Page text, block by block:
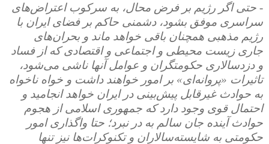
- حتی اگر رژیم بر فرض محال، به سرکوب اعتراض‌های
سراسری موفق بشود، دشمنی حاکم بر فضای ایران با
رژیم مذهبی همچنان باقی خواهد ماند و بحران‌های
جاری زیست محیطی و اجتماعی و اقتصادی که از فساد
و دزدسالاری حکومتگران و عوامل آنها ناشی می‌شود،
تاثیرات «پروانه‌ای» بر امور خواهند داشت و خواه ناخواه
به حوادث غیرقابل پیش‌بینی در ایران خواهد انجامید و
احتمال قوی وجود دارد که جمهوری اسلامی از هجوم
حوادث آینده جان سالم به در نبرد؛ حتا واگذاری امور
حکومتی به شایسته‌سالاران و تکنوکرات‌ها نیز تنها